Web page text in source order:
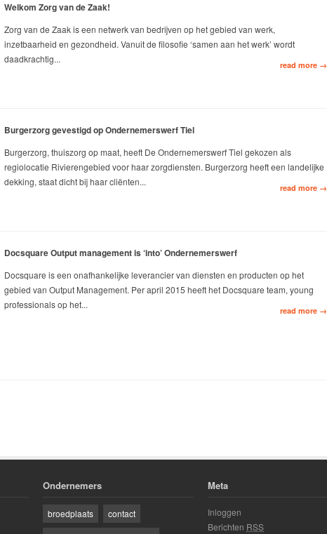
Welkom Zorg van de Zaak!
Zorg van de Zaak is een netwerk van bedrijven op het gebied van werk,
inzetbaarheid en gezondheid. Vanuit de filosofie ‘samen aan het werk’ wordt
daadkrachtig...
read more →
Burgerzorg gevestigd op Ondernemerswerf Tiel
Burgerzorg, thuiszorg op maat, heeft De Ondernemerswerf Tiel gekozen als
regiolocatie Rivierengebied voor haar zorgdiensten. Burgerzorg heeft een landelijke
dekking, staat dicht bij haar cliënten...
read more →
Docsquare Output management is ‘into’ Ondernemerswerf
Docsquare is een onafhankelijke leverancier van diensten en producten op het
gebied van Output Management. Per april 2015 heeft het Docsquare team, young
professionals op het...
read more →
Ondernemers
broedplaats
contact
Meta
Inloggen
Berichten RSS